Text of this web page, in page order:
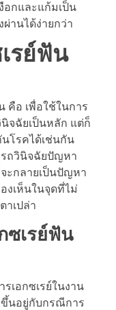
อกและแก้มเป็น
ผ่านได้ง่ายกว่า
รย์ฟัน
คือ เพื่อใช้ในการ
จฉัยเป็นหลัก แต่ก็
โรคได้เช่นกัน
ถวินิจฉัยปัญหา
ะกลายเป็นปัญหา
งเห็นในจุดที่ไม่
าเปล่า
ซเรย์ฟัน
เอกซเรย์ในงาน
นอยู่กับกรณีการ